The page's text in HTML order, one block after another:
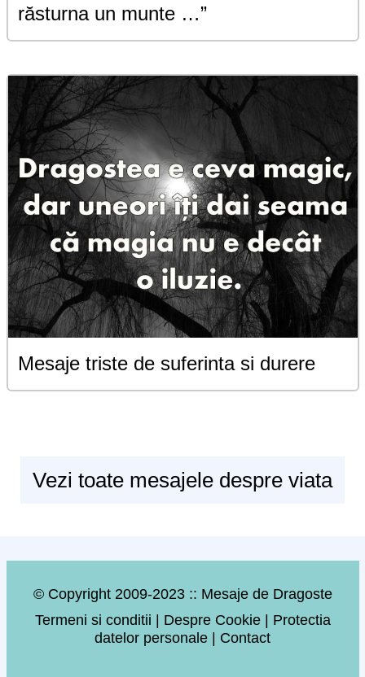
răsturna un munte …”
Mesaje triste de suferinta si durere
Vezi toate mesajele despre viata
© Copyright 2009-2023 :: Mesaje de Dragoste
Termeni si conditii | Despre Cookie| Protectia
datelor personale | Contact